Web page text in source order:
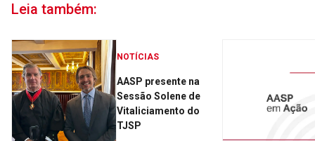
Leia também:
NOTÍCIAS
AASP presente na
Sessão Solene de
Vitaliciamento do
TJSP